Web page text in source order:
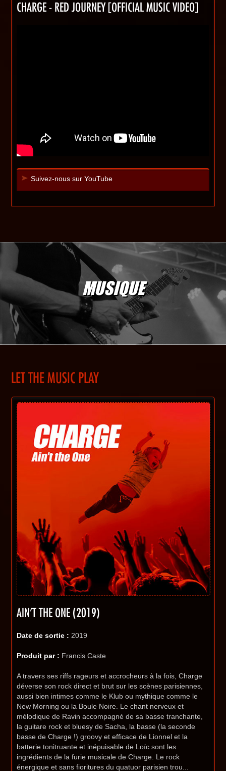
CHARGE - RED JOURNEY [OFFICIAL MUSIC VIDEO]
Suivez-nous sur YouTube
MUSIQUE
LET THE MUSIC PLAY
AIN'T THE ONE (2019)
Date de sortie : 2019
Produit par : Francis Caste
A travers ses riffs rageurs et accrocheurs à la fois, Charge
déverse son rock direct et brut sur les scènes parisiennes,
aussi bien intimes comme le Klub ou mythique comme le
New Morning ou la Boule Noire. Le chant nerveux et
mélodique de Ravin accompagné de sa basse tranchante,
la guitare rock et bluesy de Sacha, la basse (la seconde
basse de Charge !) groovy et efficace de Lionnel et la
batterie tonitruante et inépuisable de Loïc sont les
ingrédients de la furie musicale de Charge. Le rock
énergique et sans fioritures du quatuor parisien trou...